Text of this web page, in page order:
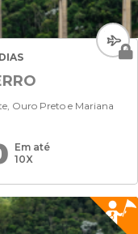
Ouro Preto e Mariana
Em até
10X